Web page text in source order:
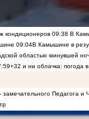
кондиционеров 09:38 В
09:04В Камышине в
областью минувшей
+32 и ни облачка: погода
Педагога и